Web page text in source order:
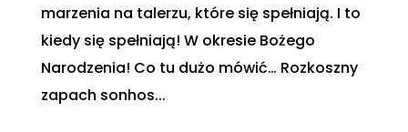
marzenia na talerzu, które się spełniają. I to
kiedy się spełniają! W okresie Bożego
Narodzenia! Co tu dużo mówić… Rozkoszny
zapach sonhos...